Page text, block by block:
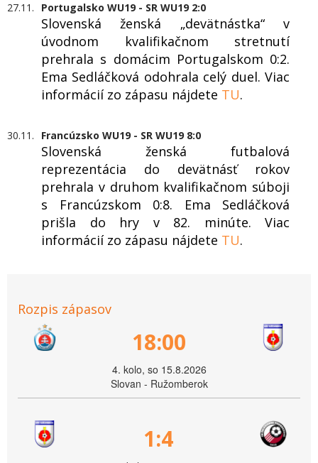
27.11. Portugalsko WU19 - SR WU19 2:0
Slovenská ženská „devätnástka“ v
úvodnom kvalifikačnom stretnutí
prehrala s domácim Portugalskom 0:2.
Ema Sedláčková odohrala celý duel. Viac
informácií zo zápasu nájdete TU.
30.11. Francúzsko WU19 - SR WU19 8:0
Slovenská ženská futbalová
reprezentácia do devätnásť rokov
prehrala v druhom kvalifikačnom súboji
s Francúzskom 0:8. Ema Sedláčková
prišla do hry v 82. minúte. Viac
informácií zo zápasu nájdete TU.
Rozpis zápasov
18:00
4. kolo, so 15.8.2026
Slovan - Ružomberok
1:4